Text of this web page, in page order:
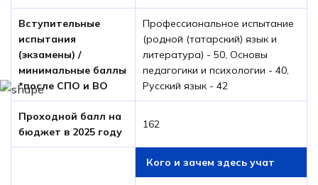
Вступительные
испытания
(экзамены) /
минимальные баллы
*после СПО и ВО
Профессиональное испытание
(родной (татарский) язык и
литература) - 50, Основы
педагогики и психологии - 40,
Русский язык - 42
Проходной балл на
бюджет в 2025 году
162
Кого и зачем здесь учат